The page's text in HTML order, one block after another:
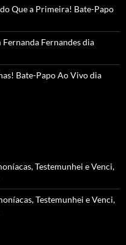
Que a Primeira! Bate-Papo
Fernandes dia
Bate-Papo Ao Vivo dia
Testemunhei e Venci,
Testemunhei e Venci,